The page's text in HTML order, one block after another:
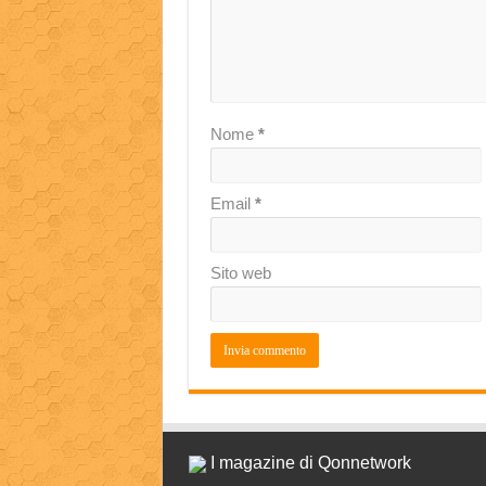
Nome *
Email *
Sito web
I magazine di Qonnetwork